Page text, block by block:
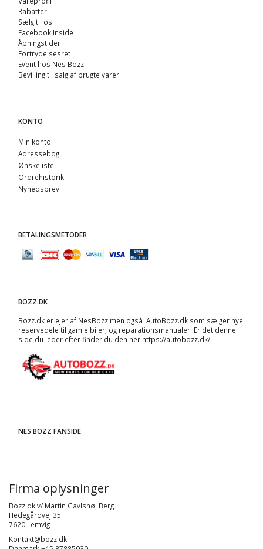
Rabatter
Sælg til os
Facebook Inside
Åbningstider
Fortrydelsesret
Event hos Nes Bozz
Bevilling til salg af brugte varer.
KONTO
Min konto
Adressebog
Ønskeliste
Ordrehistorik
Nyhedsbrev
BETALINGSMETODER
BOZZ.DK
Bozz.dk er ejer af NesBozz men også AutoBozz.dk som sælger nye
reservedele til gamle biler, og reparationsmanualer. Er det denne
side du leder efter finder du den her https://autobozz.dk/
NES BOZZ FANSIDE
Firma oplysninger
Bozz.dk v/ Martin Gavlshøj Berg
Hedegårdvej 35
7620 Lemvig
Kontakt@bozz.dk